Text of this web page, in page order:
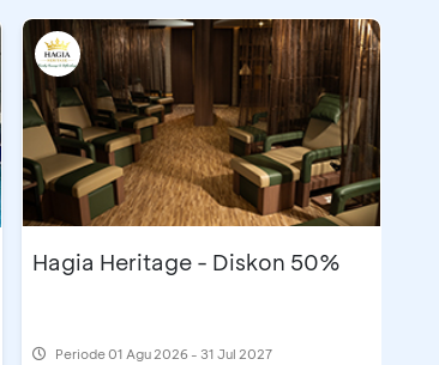
Hagia Heritage - Diskon 50%
Periode01 Agu 2026 - 31 Jul 2027